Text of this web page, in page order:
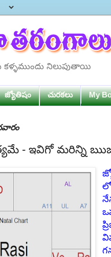
నిలుపుతాయి
జ్యోతిషం చురకలు My
- ఇవిగో మరిన్ని